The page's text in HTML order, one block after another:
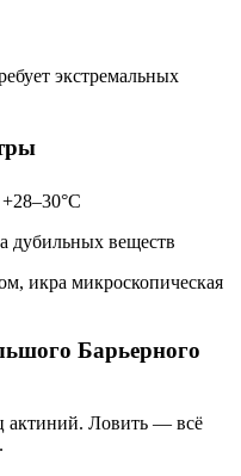
экстремальных
дубильных веществ
икра микроскопическая
Барьерного
актиний. Ловить — всё